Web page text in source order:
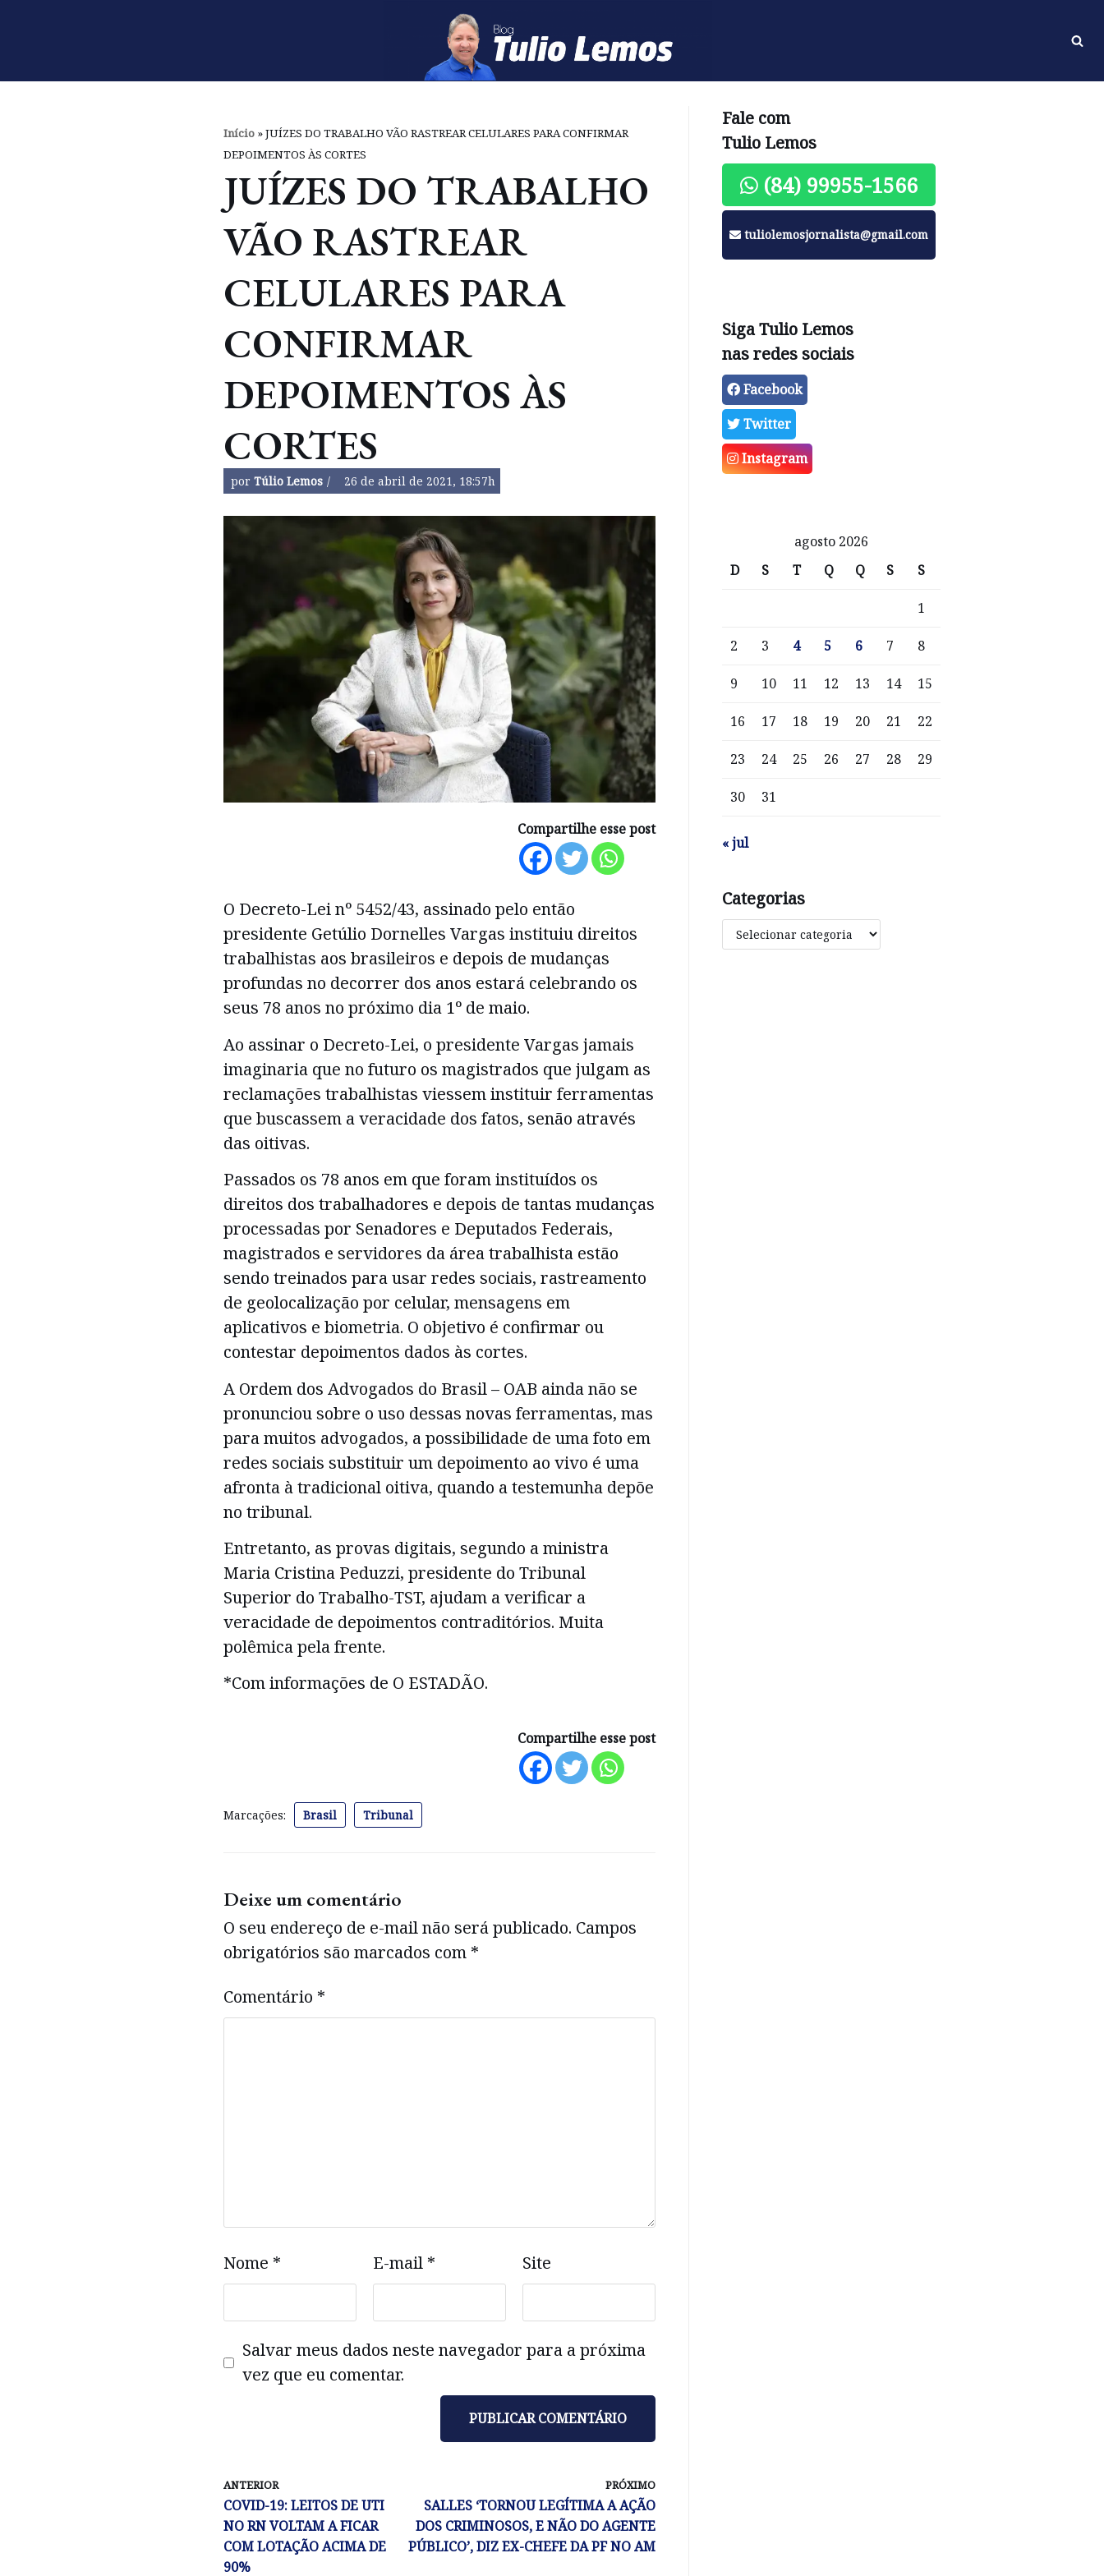
o
Início »JUÍZES DO TRABALHO VÃO RASTREAR CELULARES PARA CONFIRMAR
DEPOIMENTOS ÀS CORTES
JUÍZES DO TRABALHO
VÃO RASTREAR
CELULARES PARA
CONFIRMAR
DEPOIMENTOS ÀS
CORTES
por Túlio Lemos 26 de abril de 2021, 18:57h
Compartilhe esse post
O Decreto-Lei nº 5452/43, assinado pelo então
presidente Getúlio Dornelles Vargas instituiu direitos
trabalhistas aos brasileiros e depois de mudanças
profundas no decorrer dos anos estará celebrando os
seus 78 anos no próximo dia 1º de maio.
Ao assinar o Decreto-Lei, o presidente Vargas jamais
imaginaria que no futuro os magistrados que julgam as
reclamações trabalhistas viessem instituir ferramentas
que buscassem a veracidade dos fatos, senão através
das oitivas.
Passados os 78 anos em que foram instituídos os
direitos dos trabalhadores e depois de tantas mudanças
processadas por Senadores e Deputados Federais,
magistrados e servidores da área trabalhista estão
sendo treinados para usar redes sociais, rastreamento
de geolocalização por celular, mensagens em
aplicativos e biometria. O objetivo é confirmar ou
contestar depoimentos dados às cortes.
A Ordem dos Advogados do Brasil – OAB ainda não se
pronunciou sobre o uso dessas novas ferramentas, mas
para muitos advogados, a possibilidade de uma foto em
redes sociais substituir um depoimento ao vivo é uma
afronta à tradicional oitiva, quando a testemunha depõe
no tribunal.
Entretanto, as provas digitais, segundo a ministra
Maria Cristina Peduzzi, presidente do Tribunal
Superior do Trabalho-TST, ajudam a verificar a
veracidade de depoimentos contraditórios. Muita
polêmica pela frente.
*Com informações de O ESTADÃO.
Compartilhe esse post
Marcações: Brasil Tribunal
Deixe um comentário
O seu endereço de e-mail não será publicado. Campos
obrigatórios são marcados com *
Comentário *
Nome * E-mail * Site
Salvar meus dados neste navegador para a próxima
vez que eu comentar.
ANTERIOR
COVID-19: LEITOS DE UTI
NO RN VOLTAM A FICAR
COM LOTAÇÃO ACIMA DE
90%
PRÓXIMO
SALLES ‘TORNOU LEGÍTIMA A AÇÃO
DOS CRIMINOSOS, E NÃO DO AGENTE
PÚBLICO’, DIZ EX-CHEFE DA PF NO AM
Fale com
Tulio Lemos
(84) 99955-1566
tuliolemosjornalista@gmail.com
Siga Tulio Lemos
nas redes sociais
Facebook
Twitter
Instagram
agosto 2026
D
S T Q Q S S
1
2 3 4 5 6 7 8
9 10 11 12 13 14 15
16 17 18 19 20 21 22
23 24 25 26 27 28 29
30 31
« jul
Categorias